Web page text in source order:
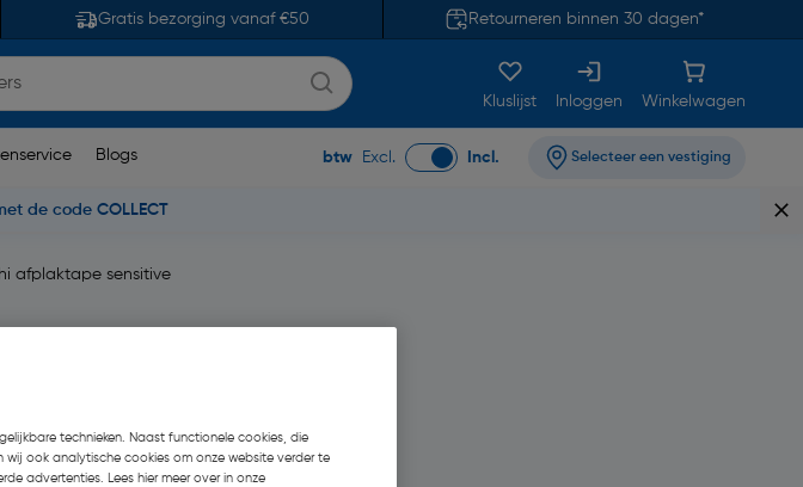
Gratis bezorging vanaf €50 Retourneren binnen 30 dagen*
Kluslijst Inloggen Winkelwagen
Blogs btw Excl. Incl. Selecteer een vestiging
de code COLLECT
afplaktape sensitive
€ 4,54
technieken. Naast functionele cookies, die
ook analytische cookies om onze website verder te
advertenties. Lees hier meer over in onze